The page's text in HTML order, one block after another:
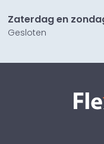
Zaterdag en
Gesloten